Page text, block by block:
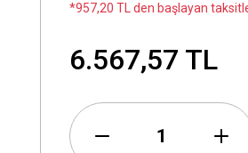
*957,20 TL den başlayan
6.567,57 TL